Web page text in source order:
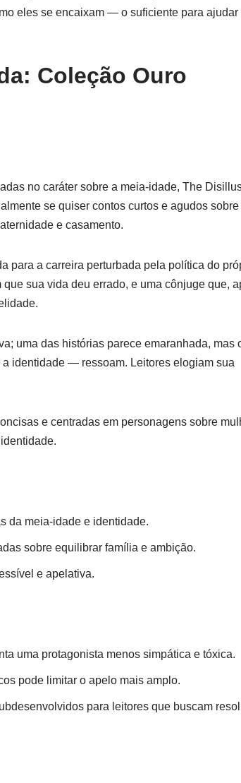
eles se encaixam — o suficiente para ajudar
Coleção Ouro
no caráter sobre a meia-idade, The
se quiser contos curtos e agudos sobre
e casamento.
para a carreira perturbada pela política do
sua vida deu errado, e uma cônjuge que,
uma das histórias parece emaranhada, mas
identidade — ressoam. Leitores elogiam sua
e centradas em personagens sobre
da meia-idade e identidade.
sobre equilibrar família e ambição.
e apelativa.
uma protagonista menos simpática e tóxica.
pode limitar o apelo mais amplo.
para leitores que buscam